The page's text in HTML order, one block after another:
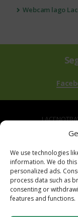
We use technologies
information. We do
personalized ads.
process data such as
consenting or
features and functions.
Webcam lago
via Alle